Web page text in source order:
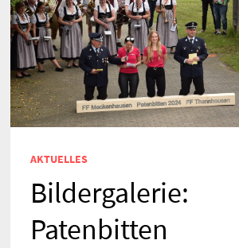
AKTUELLES
Bildergalerie:
Patenbitten